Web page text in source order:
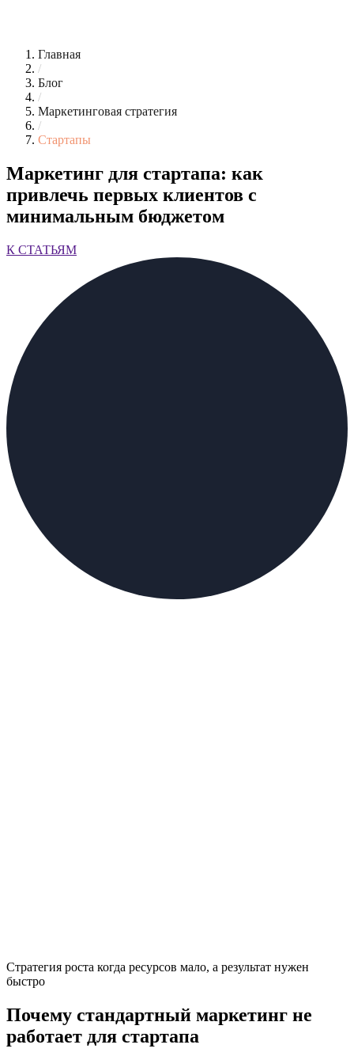
Главная
/
Блог
/
Маркетинговая стратегия
/
Стартапы
Маркетинг для стартапа: как
привлечь первых клиентов с
минимальным бюджетом
К СТАТЬЯМ
Стратегия роста когда ресурсов мало, а результат нужен
быстро
Почему стандартный маркетинг не
работает для стартапа